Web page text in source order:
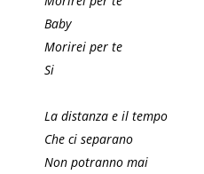
Baby
Morirei per te
Si
La distanza e il tempo
Che ci separano
Non potranno mai